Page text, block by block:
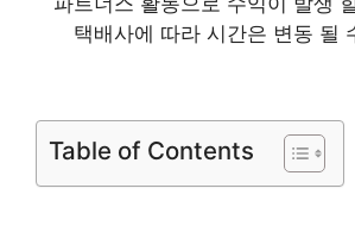
제품 2024
제품 2024
비비안웨스트우드
택배사에 따라 시간은 변동 될
Table of Contents